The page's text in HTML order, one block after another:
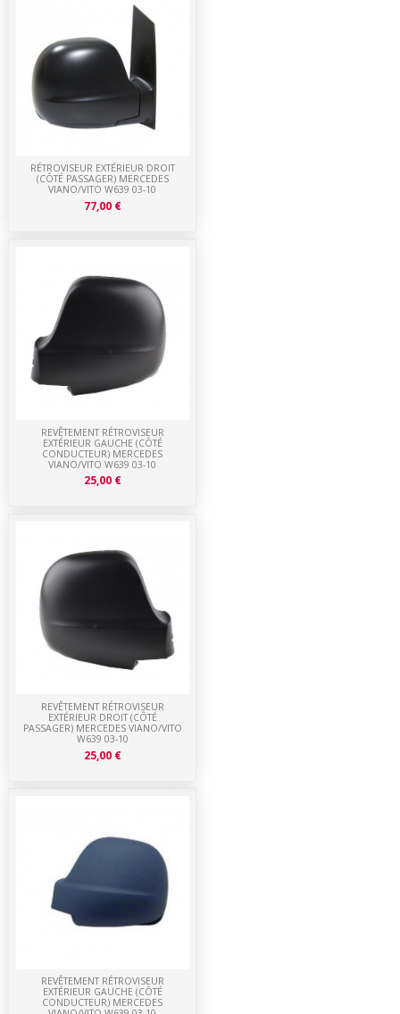
REVÊTEMENT RÉTROVISEUR
EXTÉRIEUR GAUCHE (CÔTÉ
CONDUCTEUR) MERCEDES
REVÊTEMENT RÉTROVISEUR
EXTÉRIEUR DROIT (CÔTÉ
PASSAGER) MERCEDES VIANO/VITO
W639 03-10
25,00 €
REVÊTEMENT RÉTROVISEUR
EXTÉRIEUR GAUCHE (CÔTÉ
CONDUCTEUR) MERCEDES
VIANO/VITO W639 03-10
25,00 €
RÉTROVISEUR EXTÉRIEUR DROIT
(CÔTÉ PASSAGER) MERCEDES
VIANO/VITO W639 03-10
77,00 €